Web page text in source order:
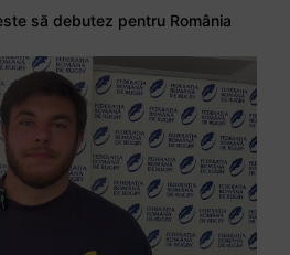
să debutez pentru România